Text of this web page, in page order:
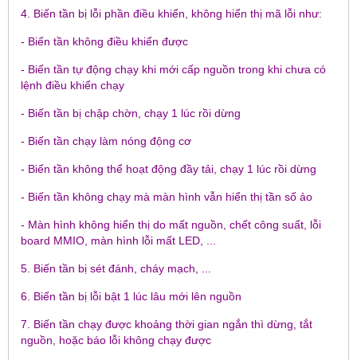
4. Biến tần bị lỗi phần điều khiển, không hiển thị mã lỗi như:
- Biến tần không điều khiển được
- Biến tần tự động chạy khi mới cấp nguồn trong khi chưa có
lệnh điều khiển chạy
- Biến tần bị chập chờn, chạy 1 lúc rồi dừng
- Biến tần chạy làm nóng động cơ
- Biến tần không thể hoạt động đầy tải, chạy 1 lúc rồi dừng
- Biến tần không chạy mà màn hình vẫn hiển thị tần số ảo
- Màn hình không hiển thị do mất nguồn, chết công suất, lỗi
board MMIO, màn hình lỗi mất LED, ...
5. Biến tần bị sét đánh, cháy mạch, ...
6. Biến tần bị lỗi bật 1 lúc lâu mới lên nguồn
7. Biến tần chạy được khoảng thời gian ngắn thì dừng, tắt
nguồn, hoặc báo lỗi không chạy được